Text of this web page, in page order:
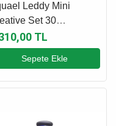
Leddy Mini
Set 30
Seti 13 L -
TL
Sepete Ekle